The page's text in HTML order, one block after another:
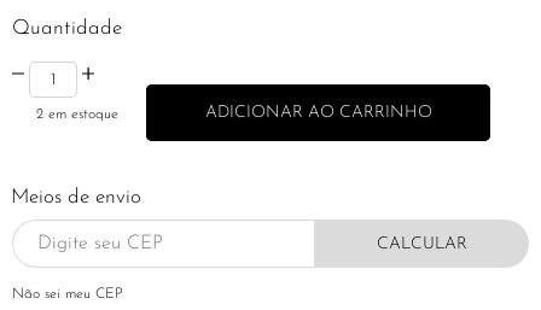
Quantidade
2em estoque
Meios de envio
CALCULAR
Não sei meu CEP